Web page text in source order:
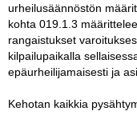
urheilusäännöstön
kohta 019.1.3
rangaistukset
kilpailupaikalla
epäurheilijamaisesti ja
Kehotan kaikkia